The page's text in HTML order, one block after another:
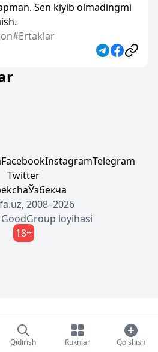
Sen kiyib olmadingmi
#Ertaklar
FacebookInstagramTelegram
Twitter
Ўзбекча
2008–2026
GoodGroup loyihasi
18+
Qidirish Ruknlar Qo'shish